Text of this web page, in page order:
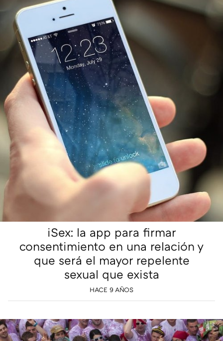
iSex: la app para firmar
consentimiento en una relación y
que será el mayor repelente
sexual que exista
HACE 9 AÑOS